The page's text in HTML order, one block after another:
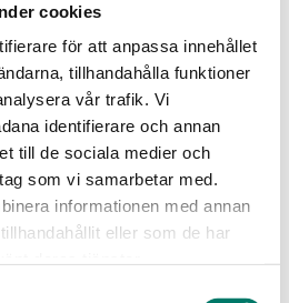
cookies
för att anpassa innehållet
tillhandahålla funktioner
vår trafik. Vi
identifierare och annan
till de sociala medier och
som vi samarbetar med.
informationen med annan
eller som de har
i en tid när kostnadsfokus hos
är fortsatt högt. Det framgår av
Dagligvaruhandels Dagligvaruindex
2025 fortsätter
stabilt efter de kraftiga
livsmedelspriserna med 4,3 procent,
2023, men fortsatt på en högre
inflation ökade försäljningen i volym
men hushållen är fortsatt